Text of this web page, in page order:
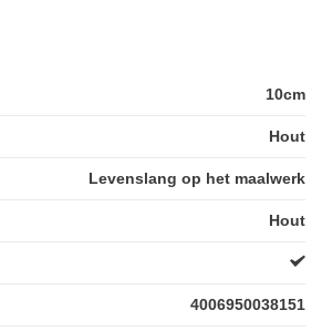
10cm
Hout
Levenslang op het maalwerk
Hout
4006950038151